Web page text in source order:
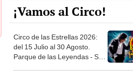
¡Vamos al Circo!
Circo de las Estrellas 2026:
del 15 Julio al 30 Agosto.
Parque de las Leyendas - San